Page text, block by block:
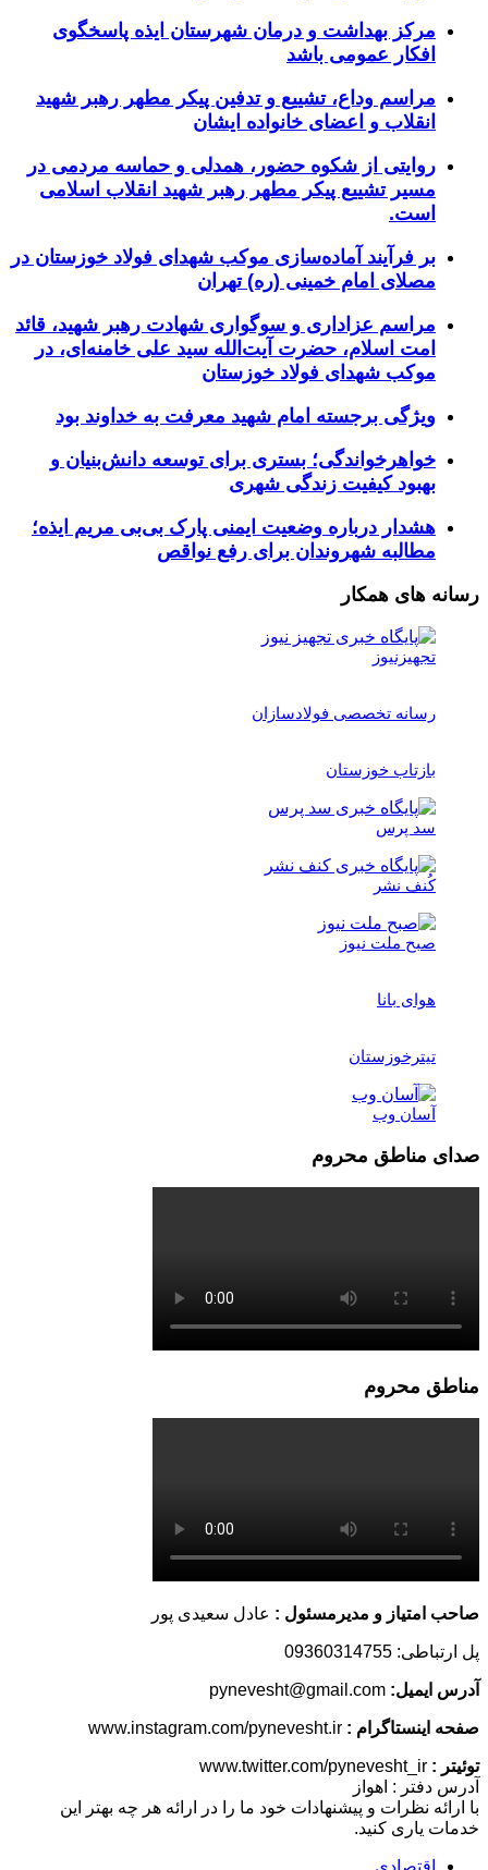
مرکز بهداشت و درمان شهرستان ایذه پاسخگوی
افکار عمومی باشد
مراسم وداع، تشییع و تدفین پیکر مطهر رهبر شهید
انقلاب و اعضای خانواده ایشان
روایتی از شکوه حضور، همدلی و حماسه مردمی در
مسیر تشییع پیکر مطهر رهبر شهید انقلاب اسلامی
است.
بر فرآیند آماده‌سازی موکب شهدای فولاد خوزستان در
مصلای امام خمینی (ره) تهران
مراسم عزاداری و سوگواری شهادت رهبر شهید، قائد
امت اسلام، حضرت آیت‌الله سید علی خامنه‌ای، در
موکب شهدای فولاد خوزستان
ویژگی برجسته امام شهید معرفت به خداوند بود
خواهرخواندگی؛ بستری برای توسعه دانش‌بنیان و
بهبود کیفیت زندگی شهری
هشدار درباره وضعیت ایمنی پارک بی‌بی مریم ایذه؛
مطالبه شهروندان برای رفع نواقص
رسانه های همکار
تجهیزنیوز
رسانه تخصصی فولادسازان
بازتاب خوزستان
سد پرس
کُنف نشر
صبح ملت نیوز
هوای بانا
تیترخوزستان
آسان وب
صدای مناطق محروم
مناطق محروم
صاحب امتیاز و مدیرمسئول : عادل سعیدی پور
پل ارتباطی: 09360314755
آدرس ایمیل:
صفحه اینستاگرام :
توئیتر :
آدرس دفتر : اهواز
با ارائه نظرات و پیشنهادات خود ما را در ارائه هر چه بهتر این
خدمات یاری کنید.